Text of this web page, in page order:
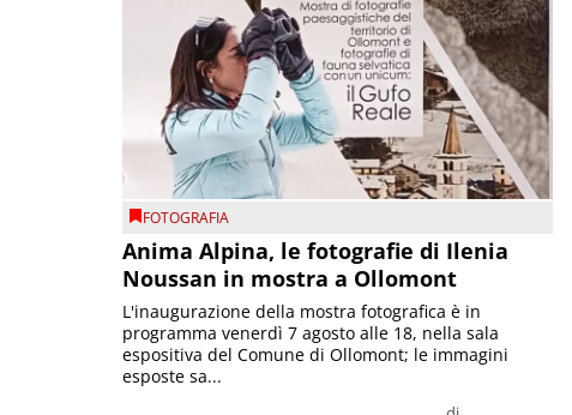
FOTOGRAFIA
Anima Alpina, le fotografie di Ilenia
Noussan in mostra a Ollomont
L'inaugurazione della mostra fotografica è in
programma venerdì 7 agosto alle 18, nella sala
espositiva del Comune di Ollomont; le immagini
esposte sa...